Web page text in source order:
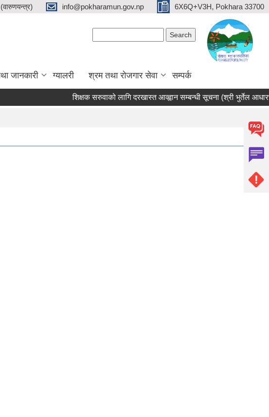
info@pokharamun.gov.np 6X6Q+V3H, Pokhara 33700
जानकारी ग्यालरी श्रम तथा रोजगार सेवा सम्पर्क
शिक्षक सरुवाको लागि दरखास्त आव्ह्वान सम्बन्धी सूचना (श्री भुर्तेल आधारभुत